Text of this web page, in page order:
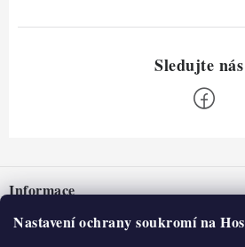
Nastavení ochrany soukromí na
pInformace
Nepřevzetí zásilky na dobírku
O nás